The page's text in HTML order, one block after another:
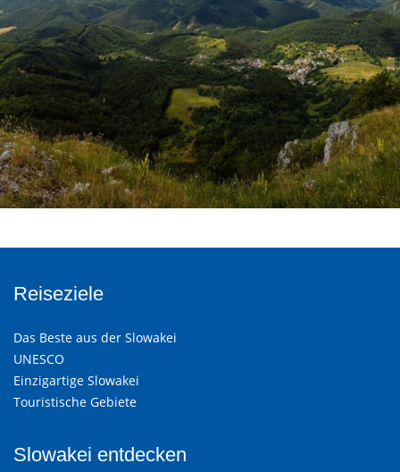
Reiseziele
Das Beste aus der Slowakei
UNESCO
Einzigartige Slowakei
Touristische Gebiete
Slowakei entdecken